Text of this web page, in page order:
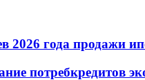
2026 года продажи
потребкредитов